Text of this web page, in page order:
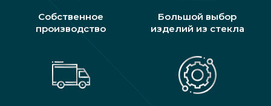
Собственное
производство
Большой выбор
изделий из стекла